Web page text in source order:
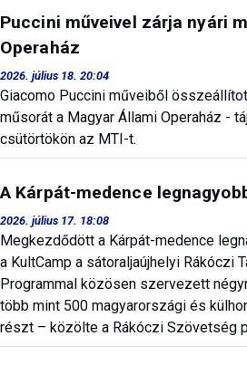
Puccini műveivel zárja nyári
Operaház
2026. július 18. 20:04
Giacomo Puccini műveiből
műsorát a Magyar Állami Operaház -
csütörtökön az MTI-t.
A Kárpát-medence
2026. július 17. 18:08
Megkezdődött a Kárpát-medence
a KultCamp a sátoraljaújhelyi Rákóczi
Programmal közösen szervezett
több mint 500 magyarországi és
részt – közölte a Rákóczi Szövetség